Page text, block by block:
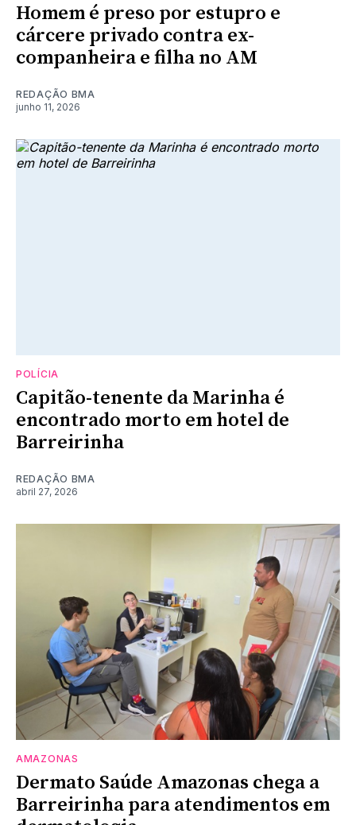
Homem é preso por estupro e
cárcere privado contra ex-
companheira e filha no AM
REDAÇÃO BMA
junho 11, 2026
POLÍCIA
Capitão-tenente da Marinha é
encontrado morto em hotel de
Barreirinha
REDAÇÃO BMA
abril 27, 2026
AMAZONAS
Dermato Saúde Amazonas chega a
Barreirinha para atendimentos em